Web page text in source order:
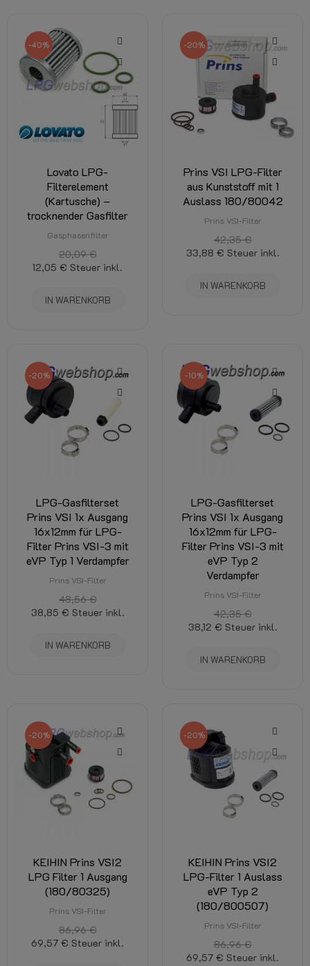
-40%
Lovato LPG-
Filterelement
(Kartusche) –
trocknender Gasfilter
Gasphasenfilter
20,09 €
12,05 € Steuer inkl.
IN WARENKORB
-20%
Prins VSI LPG-Filter
aus Kunststoff mit 1
Auslass 180/80042
Prins VSI-Filter
42,35 €
33,88 € Steuer inkl.
IN WARENKORB
-20%
LPG-Gasfilterset
Prins VSI 1x Ausgang
16x12mm für LPG-
Filter Prins VSI-3 mit
eVP Typ 1 Verdampfer
Prins VSI-Filter
48,56 €
38,85 € Steuer inkl.
IN WARENKORB
-10%
LPG-Gasfilterset
Prins VSI 1x Ausgang
16x12mm für LPG-
Filter Prins VSI-3 mit
eVP Typ 2
Verdampfer
Prins VSI-Filter
42,35 €
38,12 € Steuer inkl.
IN WARENKORB
-20%
KEIHIN Prins VSI2
LPG Filter 1 Ausgang
(180/80325)
Prins VSI-Filter
86,96 €
69,57 € Steuer inkl.
-20%
KEIHIN Prins VSI2
LPG-Filter 1 Auslass
eVP Typ 2
(180/800507)
Prins VSI-Filter
86,96 €
69,57 € Steuer inkl.